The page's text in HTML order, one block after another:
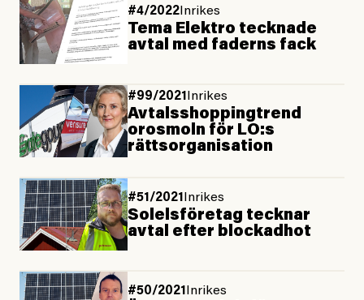
#4/2022Inrikes
Tema Elektro tecknade
avtal med faderns fack
#99/2021Inrikes
Avtalsshoppingtrend
orosmoln för LO:s
rättsorganisation
#51/2021Inrikes
Solelsföretag tecknar
avtal efter blockadhot
#50/2021 Inrikes